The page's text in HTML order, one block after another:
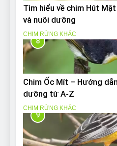
Tìm hiểu về chim Hút
và nuôi dưỡng
CHIM RỪNG KHÁC
8
Chim Ốc Mít – Hướng
dưỡng từ A-Z
CHIM RỪNG KHÁC
9